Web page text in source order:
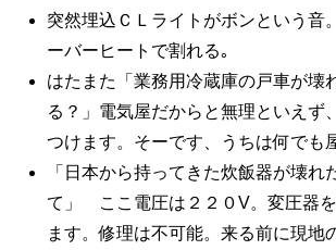
突然埋込ＣＬライトがボンという音
ーバーヒートで割れる｡
はたまた「業務用冷蔵庫の戸車が壊
る？」電気屋だからと無理といえず
つけます。そーです、うちは何でも
「日本から持ってきた炊飯器が壊れ
て」 ここ電圧は２２０V。変圧器
ます。修理は不可能。来る前に現地